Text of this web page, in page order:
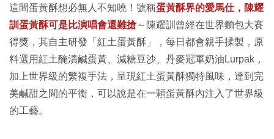
這間蛋黃酥想必無人不知曉！號稱蛋黃酥界的愛馬仕，陳耀
訓蛋黃酥可是比演唱會還難搶～陳耀訓曾經在世界麵包大賽
得獎，其自主研發「紅土蛋黃酥」，每日都會親手揉製，原
料選用紅土醃漬鹹蛋黃、減糖豆沙、丹麥冠軍奶油Lurpak，
加上世界級的繁複手法，呈現紅土蛋黃酥獨特風味，達到完
美鹹甜之間的平衡，可以說是在一顆蛋黃酥內注入了世界級
的工藝。